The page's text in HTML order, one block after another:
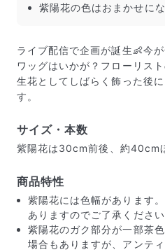
紫陽花の色はおまかせにな
ライブ配信で企画が誕生👶今
ワッグはいかが？フローリス
生花としてしばらく飾った後
す。
サイズ・本数
紫陽花は30cm前後、約40cm
商品特性
紫陽花には色幅があります
ありますのでご了承ください
紫陽花のガク部分が一部茶
場合もありますが、アンテ